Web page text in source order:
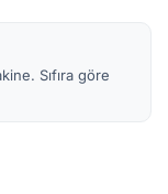
Sıfıra göre